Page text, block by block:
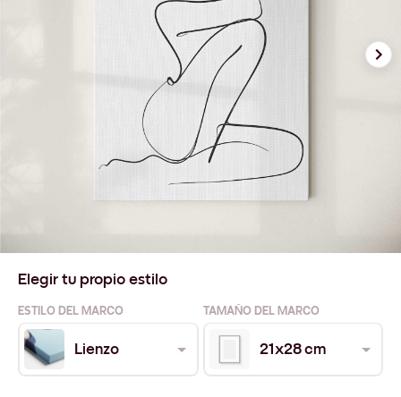
Elegir tu propio estilo
ESTILO DEL MARCO TAMAÑO DEL MARCO
Lienzo 21x28 cm